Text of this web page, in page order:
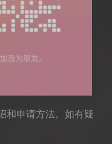
和申请方法。如有疑